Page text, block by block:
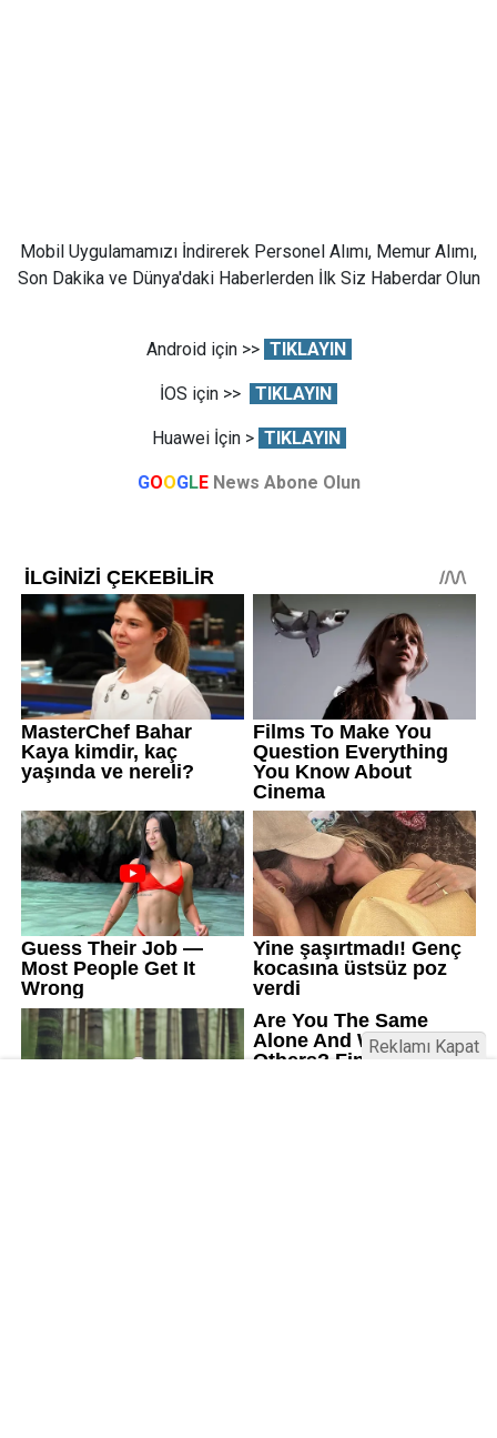
Mobil Uygulamamızı İndirerek Personel Alımı, Memur Alımı,
Son Dakika ve Dünya'daki Haberlerden İlk Siz Haberdar Olun
Android için >> TIKLAYIN
İOS için >> TIKLAYIN
Huawei İçin > TIKLAYIN
GOOGLE News Abone Olun
Reklamı Kapat